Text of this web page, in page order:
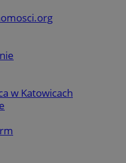
w Katowicach